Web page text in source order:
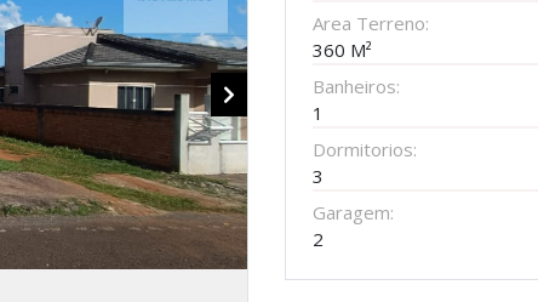
Area Terreno:
360 M²
Banheiros:
1
Dormitorios:
3
Garagem:
2